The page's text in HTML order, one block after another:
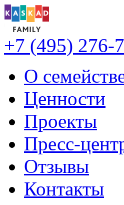
+7 (495) 276-
О
Ценности
Проекты
Пресс-
Отзывы
Контакты